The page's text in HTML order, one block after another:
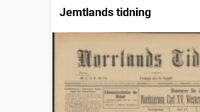
Jemtlands tidning